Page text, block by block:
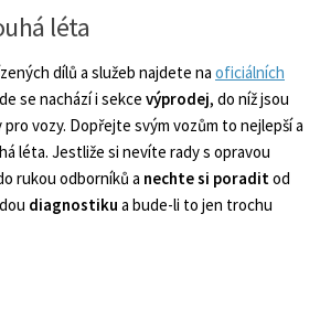
léta
dílů a služeb najdete na oficiálních
se nachází i sekce výprodej, do níž jsou
vozy. Dopřejte svým vozům to nejlepší a
léta. Jestliže si nevíte rady s opravou
rukou odborníků a nechte si poradit od
diagnostiku a bude-li to jen trochu